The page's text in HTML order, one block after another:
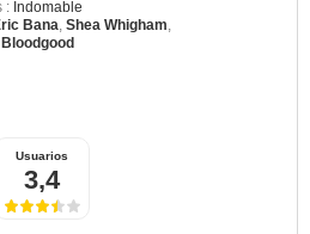
: Indomable
Bana Shea Whigham
Usuarios
3,4